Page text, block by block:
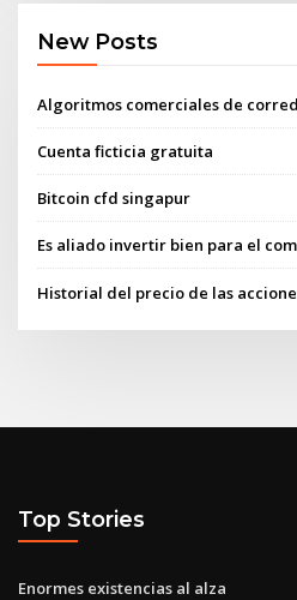
New Posts
Algoritmos comerciales de
Cuenta ficticia gratuita
Bitcoin cfd singapur
Es aliado invertir bien para el
Historial del precio de las
Top Stories
Enormes existencias al alza